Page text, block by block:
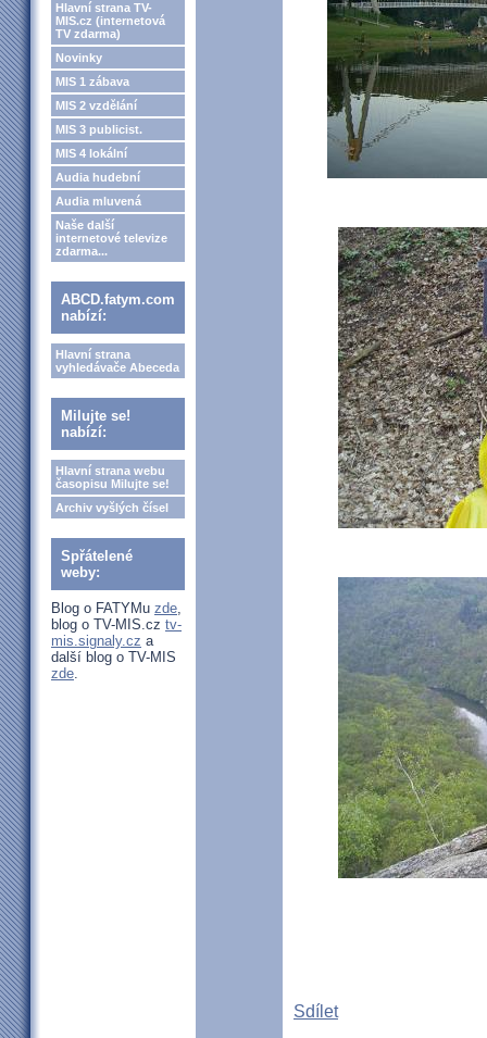
Hlavní strana TV-
MIS.cz (internetová
TV zdarma)
Novinky
MIS 1 zábava
MIS 2 vzdělání
MIS 3 publicist.
MIS 4 lokální
Audia hudební
Audia mluvená
Naše další
internetové televize
zdarma...
ABCD.fatym.com
nabízí:
Hlavní strana
vyhledávače Abeceda
Milujte se!
nabízí:
Hlavní strana webu
časopisu Milujte se!
Archiv vyšlých čísel
Spřátelené
weby:
Blog o FATYMu zde,
blog o TV-MIS.cz tv-
mis.signaly.cz a
další blog o TV-MIS
zde.
Sdílet